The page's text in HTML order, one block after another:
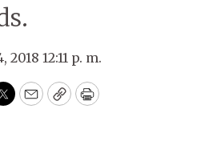
2018 12:11 p. m.
Twitter
EmailCopyPrint